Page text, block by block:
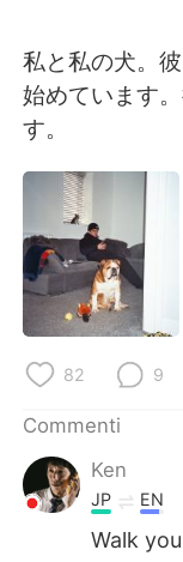
繁體中文
Deutsch
한국어
ไทย
Português
私と私の犬。
始めています
す。
82 9
Commenti
Ken
JP EN
Walk